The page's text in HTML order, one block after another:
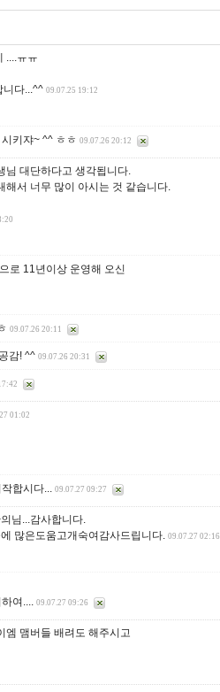
....ㅠㅠ
니다...^^ 09.07.25 19:12
키쟈~ ^^ ㅎㅎ 09.07.26 20:12
님 대단하다고 생각됩니다.
해서 너무 많이 아시는 것 같습니다.
로 11년이상 운영해 오신
09.07.26 20:11
감! ^^ 09.07.26 20:31
01:02
합시다... 09.07.27 09:27
님...감사합니다.
많은도움고개숙여감사드립니다. 09.07.27 02:16
여.... 09.07.27 09:26
엠 맴버들 배려도 해주시고